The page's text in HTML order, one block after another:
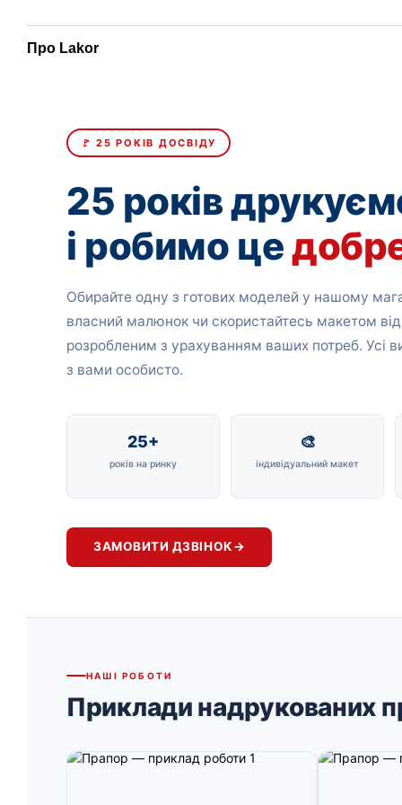
Про Lakor
🚩 25 РОКІВ ДОСВІДУ
25 років
і робимо це
Обирайте одну з готових моделей у нашому
власний малюнок чи скористайтесь макетом
розробленим з урахуванням ваших потреб. Усі
з вами особисто.
25+
років на ринку
🎨
індивідуальний макет
ЗАМОВИТИ ДЗВІНОК→
НАШІ РОБОТИ
Приклади надрукованих